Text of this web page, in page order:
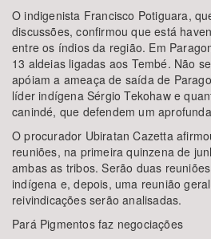
O indigenista Francisco Potiguara,
discussões, confirmou que está
entre os índios da região. Em
13 aldeias ligadas aos Tembé. Não
apóiam a ameaça de saída de
líder indígena Sérgio Tekohaw e
canindé, que defendem um
O procurador Ubiratan Cazetta
reuniões, na primeira quinzena de
ambas as tribos. Serão duas
indígena e, depois, uma reunião
reivindicações serão analisadas.
Pará Pigmentos faz negociações